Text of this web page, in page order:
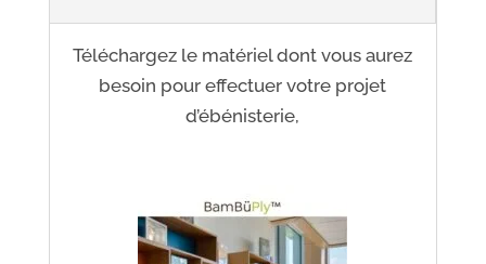
Téléchargez le matériel dont vous aurez
besoin pour effectuer votre projet
d’ébénisterie,